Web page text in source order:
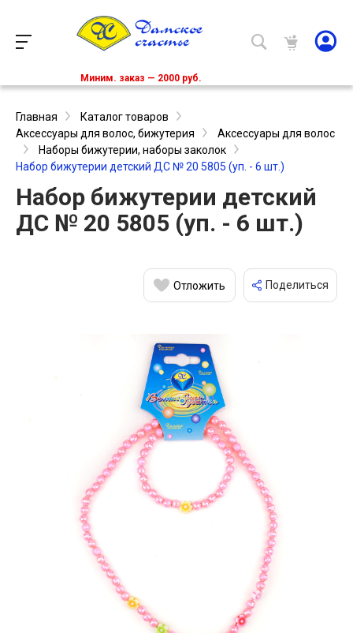
Миним. заказ — 2000 руб.
Главная
Каталог товаров
Аксессуары для волос, бижутерия
Аксессуары для волос
Наборы бижутерии, наборы заколок
Набор бижутерии детский ДС № 20 5805 (уп. - 6 шт.)
Набор бижутерии детский
ДС № 20 5805 (уп. - 6 шт.)
Отложить Поделиться